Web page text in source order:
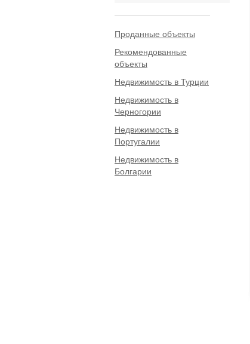
Проданные объекты
Рекомендованные
объекты
Недвижимость в Турции
Недвижимость в
Черногории
Недвижимость в
Португалии
Недвижимость в
Болгарии